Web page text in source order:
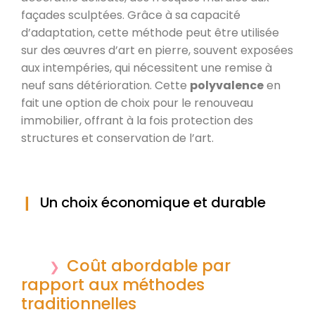
façades sculptées. Grâce à sa capacité
d’adaptation, cette méthode peut être utilisée
sur des œuvres d’art en pierre, souvent exposées
aux intempéries, qui nécessitent une remise à
neuf sans détérioration. Cette polyvalenceen
fait une option de choix pour le renouveau
immobilier, offrant à la fois protection des
structures et conservation de l’art.
Un choix économique et durable
Coût abordable par
rapport aux méthodes
traditionnelles